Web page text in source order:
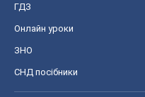
ГДЗ
Онлайн уроки
ЗНО
СНД посібники